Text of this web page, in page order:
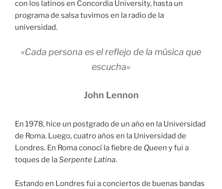
con los latinos en Concordia University, hasta un
programa de salsa tuvimos en la radio de la
universidad.
«Cada persona es el reflejo de la música que
escucha»
John Lennon
En 1978, hice un postgrado de un año en la Universidad
de Roma. Luego, cuatro años en la Universidad de
Londres. En Roma conocí la fiebre de Queen y fui a
toques de laSerpente Latina.
Estando en Londres fui a conciertos de buenas bandas